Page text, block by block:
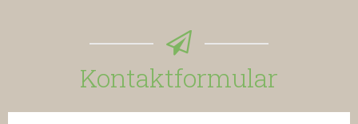
Kontaktformular